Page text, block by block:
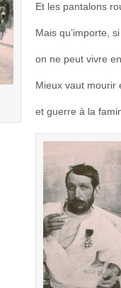
Et les pantalons
Mais qu’importe,
on ne peut vivre
Mieux vaut mourir
et guerre à la